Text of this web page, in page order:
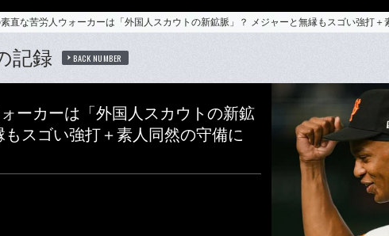
直な苦労人ウォーカーは「外国人スカウトの新鉱脈」？ メジャーと無縁もスゴい強打＋
記録 BACK NUMBER
ーカーは「外国人スカウトの新鉱
スゴい強打＋素人同然の守備に